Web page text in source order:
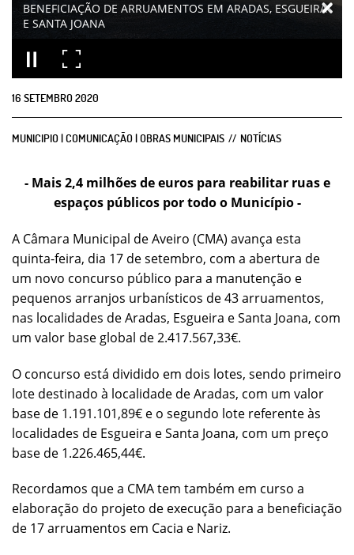
BENEFICIAÇÃO DE ARRUAMENTOS EM ARADAS, ESGUEIRA
E SANTA JOANA
16 SETEMBRO2020
MUNICIPIO | COMUNICAÇÃO | OBRAS MUNICIPAIS NOTÍCIAS
- Mais 2,4 milhões de euros para reabilitar ruas e
espaços públicos por todo o Município -
A Câmara Municipal de Aveiro (CMA) avança esta
quinta-feira, dia 17 de setembro, com a abertura de
um novo concurso público para a manutenção e
pequenos arranjos urbanísticos de 43 arruamentos,
nas localidades de Aradas, Esgueira e Santa Joana, com
um valor base global de 2.417.567,33€.
O concurso está dividido em dois lotes, sendo primeiro
lote destinado à localidade de Aradas, com um valor
base de 1.191.101,89€ e o segundo lote referente às
localidades de Esgueira e Santa Joana, com um preço
base de 1.226.465,44€.
Recordamos que a CMA tem também em curso a
elaboração do projeto de execução para a beneficiação
de 17 arruamentos em Cacia e Nariz.